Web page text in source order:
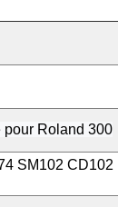
pour Roland 300
SM102